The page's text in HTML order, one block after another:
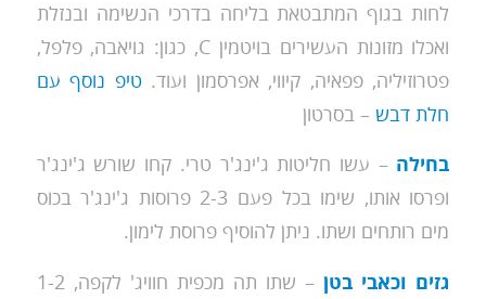
לחות בגוף המתבטאת בליחה בדרכי הנשימה ובנזלת
ואכלו מזונות העשירים בויטמין C, כגון: גויאבה, פלפל,
פטרוזיליה, פפאיה, קיווי, אפרסמון ועוד.טיפ נוסף עם
חלת דבש – בסרטון
בחילה – עשו חליטות ג'ינג'ר טרי. קחו שורש ג'ינג'ר
ופרסו אותו, שימו בכל פעם 2-3 פרוסות ג'ינג'ר בכוס
מים רותחים ושתו. ניתן להוסיף פרוסת לימון.
גזים וכאבי בטן
– שתו תה מכפית חוויג' לקפה, 1-2